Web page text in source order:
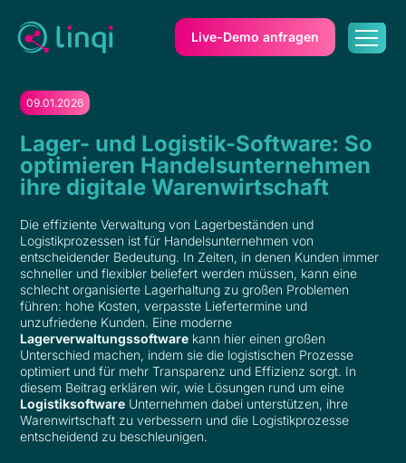
Live-Demo anfragen
09.01.2026
Lager- und Logistik-Software: So
optimieren Handelsunternehmen
ihre digitale Warenwirtschaft
Die effiziente Verwaltung von Lagerbeständen und
Logistikprozessen ist für Handelsunternehmen von
entscheidender Bedeutung. In Zeiten, in denen Kunden immer
schneller und flexibler beliefert werden müssen, kann eine
schlecht organisierte Lagerhaltung zu großen Problemen
führen: hohe Kosten, verpasste Liefertermine und
unzufriedene Kunden. Eine moderne
Lagerverwaltungssoftware kann hier einen großen
Unterschied machen, indem sie die logistischen Prozesse
optimiert und für mehr Transparenz und Effizienz sorgt. In
diesem Beitrag erklären wir, wie Lösungen rund um eine
Logistiksoftware Unternehmen dabei unterstützen, ihre
Warenwirtschaft zu verbessern und die Logistikprozesse
entscheidend zu beschleunigen.